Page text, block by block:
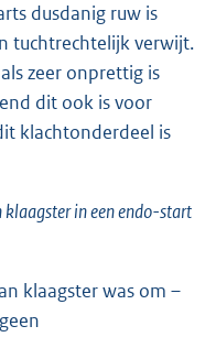
dusdanig ruw is
tuchtrechtelijk verwijt.
zeer onprettig is
dit ook is voor
klachtonderdeel is
klaagster in een endo-start
klaagster was om –